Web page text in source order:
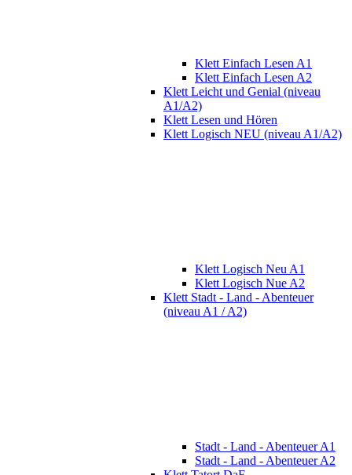
Klett Einfach Lesen A1
Klett Einfach Lesen A2
Klett Leicht und Genial (niveau
A1/A2)
Klett Lesen und Hören
Klett Logisch NEU (niveau A1/A2)
Klett Logisch Neu A1
Klett Logisch Nue A2
Klett Stadt - Land - Abenteuer
(niveau A1 / A2)
Stadt - Land - Abenteuer A1
Stadt - Land - Abenteuer A2